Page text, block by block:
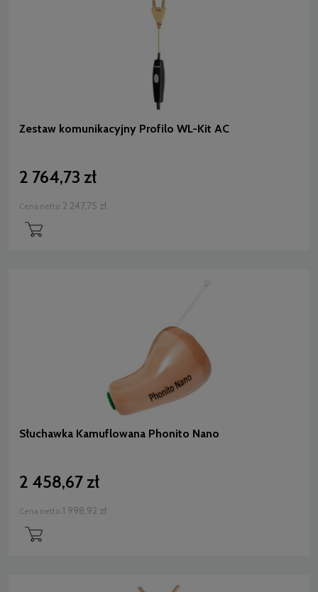
Zestaw komunikacyjny Profilo WL-Kit AC
2 764,73 zł
Cena netto: 2 247,75 zł
Słuchawka Kamuflowana Phonito Nano
2 458,67 zł
Cena netto: 1 998,92 zł